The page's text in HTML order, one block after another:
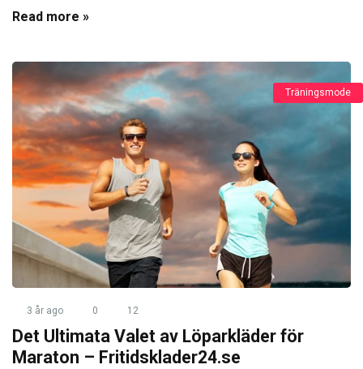
Read more »
Träningsmode
3 år ago 0 12
Det Ultimata Valet av Löparkläder för
Maraton – Fritidsklader24.se